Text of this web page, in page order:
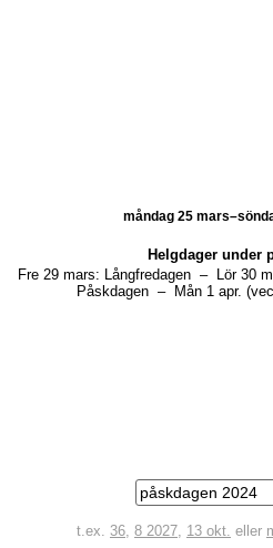
måndag 25
Helgdager under
Fre 29 mars: Långfredagen – Lör 30
Påskdagen– Mån 1 apr.
t.ex. 36, 8 2027, 13 okt. eller